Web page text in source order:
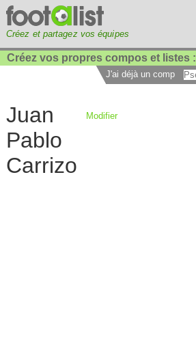
Créez et partagez vos équipes
Créez vos propres compos et listes :
J'ai déjà un compte :
Juan
Pablo
Carrizo
Modifier